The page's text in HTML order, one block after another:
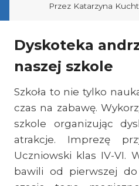
Przez Katarzyna
Dyskoteka
naszej szkole
Szkoła to nie tylko
czas na zabawę.
szkole organizując
atrakcje. Imprezę
Uczniowski klas IV-VI.
bawili od pierwszej